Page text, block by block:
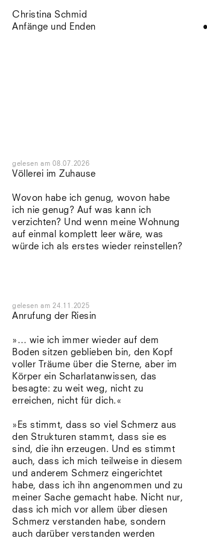
Christina Schmid
Anfänge und Enden
Völlerei im Zuhause
Wovon habe ich genug, wovon habe
ich nie genug? Auf was kann ich
verzichten? Und wenn meine Wohnung
auf einmal komplett leer wäre, was
würde ich als erstes wieder reinstellen?
gelesen am08.07.2026
Anrufung der Riesin
»… wie ich immer wieder auf dem
Boden sitzen geblieben bin, den Kopf
voller Träume über die Sterne, aber im
Körper ein Scharlatanwissen, das
besagte: zu weit weg, nicht zu
erreichen, nicht für dich.«
»Es stimmt, dass so viel Schmerz aus
den Strukturen stammt, dass sie es
sind, die ihn erzeugen. Und es stimmt
auch, dass ich mich teilweise in diesem
und anderem Schmerz eingerichtet
habe, dass ich ihn angenommen und zu
meiner Sache gemacht habe. Nicht nur,
dass ich mich vor allem über diesen
Schmerz verstanden habe, sondern
auch darüber verstanden werden
gelesen am24.11.2025